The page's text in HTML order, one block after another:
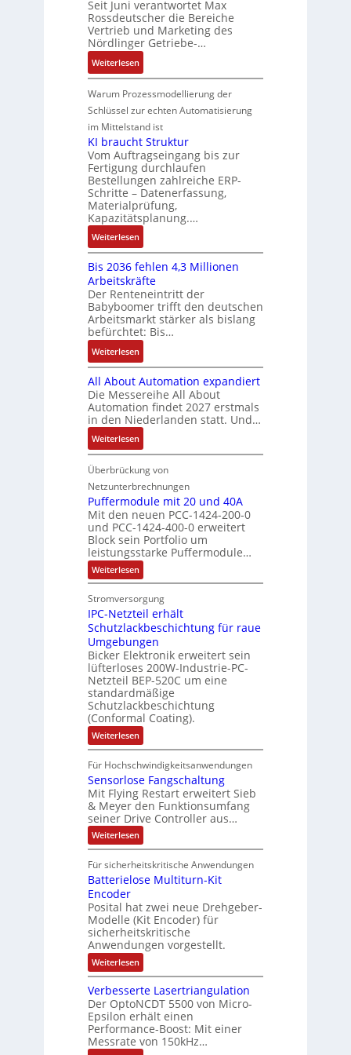
i
c
k
g
o
s
i
t
i
v
e
M
o
e
n
a
u
f
n
a
h
m
e
,
g
p
ä
g
t
d
u
r
d
a
s
A
u
s
l
a
n
d
g
e
s
c
h
ä
f
t
R
o
b
o
t
k
t
i
o
n
i
n
F
a
n
u
c
C
N
C
-
y
s
e
m
e
c
h
n
k
e
s
c
h
ä
f
t
s
f
ü
h
r
e
r
z
u
m
V
o
r
s
t
a
d
d
e
s
V
D
M
A
E
l
e
k
t
r
i
s
c
h
e
t
o
m
a
t
i
o
g
e
w
ä
h
t
s
a
u
l
t
S
y
s
t
è
m
e
s
:
Q
2
-
E
r
g
e
b
n
i
s
s
e
b
e
s
t
ä
t
i
g
e
n
J
a
r
e
s
z
i
e
l
e
Seit Juni verantwortet Max
Rossdeutscher die Bereiche
Vertrieb und Marketing des
Nördlinger Getriebe-…
Weiterlesen:
N
e
r
V
e
r
t
r
i
e
b
s
-
u
n
d
M
a
e
t
n
i
t
e
r
b
e
i
S
P
N
Warum Prozessmodellierung der
Schlüssel zur echten Automatisierung
im Mittelstand ist
KI braucht Struktur
Vom Auftragseingang bis zur
Fertigung durchlaufen
Bestellungen zahlreiche ERP-
Schritte – Datenerfassung,
Materialprüfung,
Kapazitätsplanung.…
Weiterlesen:
K
I
b
r
a
u
c
h
t
S
t
r
u
k
u
r
Bis 2036 fehlen 4,3 Millionen
Arbeitskräfte
Der Renteneintritt der
Babyboomer trifft den deutschen
Arbeitsmarkt stärker als bislang
befürchtet: Bis…
Weiterlesen:
B
i
s
2
0
3
6
f
e
h
l
e
n
4
,
M
i
l
l
i
o
n
e
n
A
r
b
e
i
t
s
k
f
t
e
All About Automation expandiert
Die Messereihe All About
Automation findet 2027 erstmals
in den Niederlanden statt. Und…
Weiterlesen:
A
l
l
A
b
o
u
t
A
u
t
o
m
a
t
i
o
n
e
x
p
a
n
d
i
e
r
Überbrückung von
Netzunterbrechnungen
Puffermodule mit 20 und 40A
Mit den neuen PCC-1424-200-0
und PCC-1424-400-0 erweitert
Block sein Portfolio um
leistungsstarke Puffermodule…
Weiterlesen:
P
f
f
e
r
m
o
d
u
l
e
m
i
t
2
u
n
d
4
0
A
Stromversorgung
IPC-Netzteil erhält
Schutzlackbeschichtung für raue
Umgebungen
Bicker Elektronik erweitert sein
lüfterloses 200W-Industrie-PC-
Netzteil BEP-520C um eine
standardmäßige
Schutzlackbeschichtung
(Conformal Coating).
Weiterlesen:
I
C
-
N
e
t
z
t
e
l
e
ä
l
t
S
c
h
u
t
z
l
a
c
k
Für Hochschwindigkeitsanwendungen
Sensorlose Fangschaltung
Mit Flying Restart erweitert Sieb
& Meyer den Funktionsumfang
seiner Drive Controller aus…
Weiterlesen:
S
n
s
l
o
s
e
F
a
n
g
s
c
h
a
l
Für sicherheitskritische Anwendungen
Batterielose Multiturn-Kit
Encoder
Posital hat zwei neue Drehgeber-
Modelle (Kit Encoder) für
sicherheitskritische
Anwendungen vorgestellt.
Weiterlesen:
B
t
t
e
r
i
e
Verbesserte Lasertriangulation
Der OptoNCDT 5500 von Micro-
Epsilon erhält einen
Performance-Boost: Mit einer
Messrate von 150kHz…